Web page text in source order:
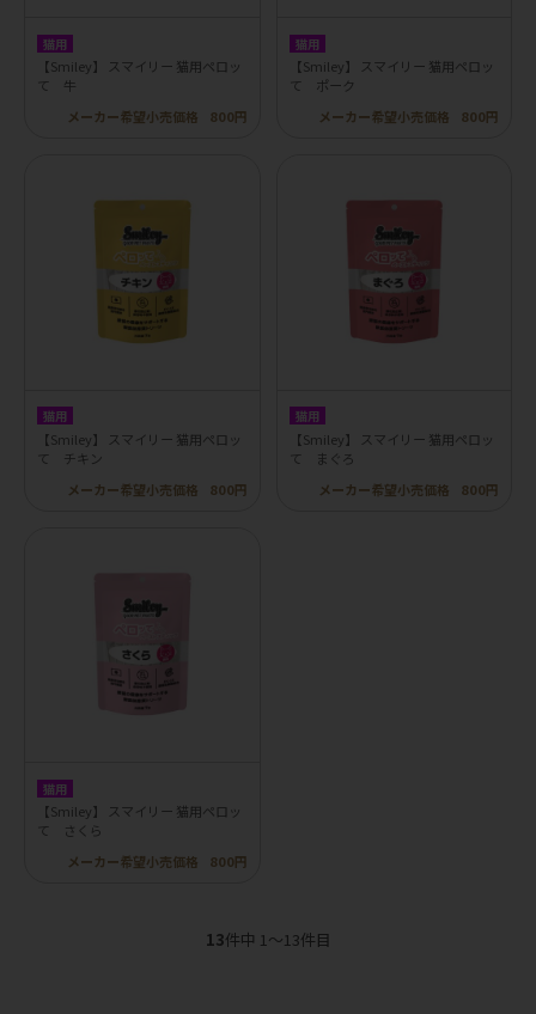
猫用
【Smiley】 スマイリー 猫用ペロッ
て 牛
メーカー希望小売価格
800円
猫用
【Smiley】 スマイリー 猫用ペロッ
て ポーク
メーカー希望小売価格
800円
猫用
【Smiley】 スマイリー 猫用ペロッ
て チキン
メーカー希望小売価格
800円
猫用
【Smiley】 スマイリー 猫用ペロッ
て まぐろ
メーカー希望小売価格
800円
猫用
【Smiley】 スマイリー 猫用ペロッ
て さくら
メーカー希望小売価格
800円
13件中 1〜13件目